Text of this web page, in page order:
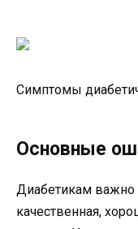
Симптомы
Основные
Диабетикам важно
качественная,